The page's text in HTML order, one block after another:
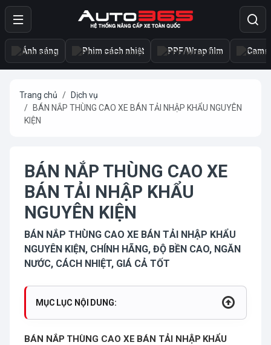
Ánh sáng Phim cách nhiệt PPF/Wrap film
Trang chủ
Dịch vụ
BÁN NẮP THÙNG CAO XE BÁN TẢI NHẬP KHẨU NGUYÊN
KIỆN
BÁN NẮP THÙNG CAO XE
BÁN TẢI NHẬP KHẨU
NGUYÊN KIỆN
BÁN NẮP THÙNG CAO XE BÁN TẢI NHẬP KHẨU
NGUYÊN KIỆN, CHÍNH HÃNG, ĐỘ BỀN CAO, NGĂN
NƯỚC, CÁCH NHIỆT, GIÁ CẢ TỐT
MỤC LỤC NỘI DUNG:
BÁN NẮP THÙNG CAO XE BÁN TẢI NHẬP KHẨU